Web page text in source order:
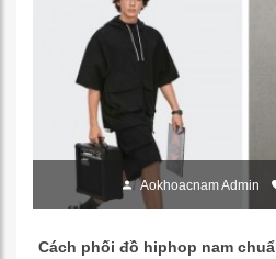
Aokhoacnam Admin
Cách phối đồ hiphop nam